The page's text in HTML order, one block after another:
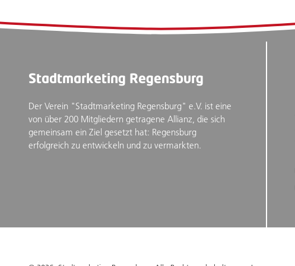
Stadtmarketing Regensburg
Der Verein "Stadtmarketing Regensburg" e.V. ist eine
von über 200 Mitgliedern getragene Allianz, die sich
gemeinsam ein Ziel gesetzt hat: Regensburg
erfolgreich zu entwickeln und zu vermarkten.